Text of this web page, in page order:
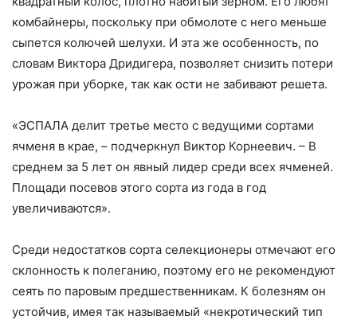
комбайнеры, поскольку при обмолоте с него меньше
сыпется колючей шелухи. И эта же особенность, по
словам Виктора Дридигера, позволяет снизить потери
урожая при уборке, так как ости не забивают решета.
«ЭСПАЛА делит третье место с ведущими сортами
ячменя в крае, – подчеркнул Виктор Корнеевич. – В
среднем за 5 лет он явный лидер среди всех ячменей.
Площади посевов этого сорта из года в год
увеличиваются».
Среди недостатков сорта селекционеры отмечают его
склонность к полеганию, поэтому его не рекомендуют
сеять по паровым предшественникам. К болезням он
устойчив, имея так называемый «некротический тип